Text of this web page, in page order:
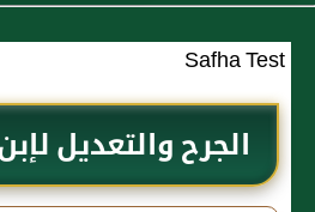
Safha Test
الجرح والتعديل